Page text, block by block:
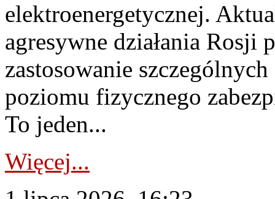
elektroenergetycznej.
agresywne działania Rosji
zastosowanie
poziomu fizycznego
To jeden...
Więcej...